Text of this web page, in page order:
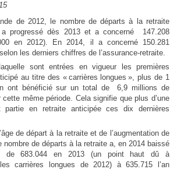
de 2012, le nombre de départs à la retraite
progressé dès 2013 et a concerné 147.208
en 2012). En 2014, il a concerné 150.281
les derniers chiffres de l’assurance-retraite.
sont entrées en vigueur les premières
au titre des « carrières longues », plus de 1
ont bénéficié sur un total de 6,9 millions de
même période. Cela signifie que p lus d’une
en retraite anticipée ces dix dernières
de départ à la retraite et de l’augmentation de
nombre de départs à la retraite a, en 2014 baissé
683.044 en 2013 (un point haut dû à
les carrières longues de 2012) à 635.715 l’an